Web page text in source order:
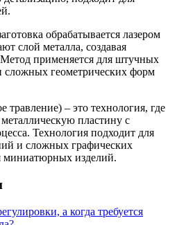
обрабатывается лазером
слой металла, создавая
применяется для штучных
сложных геометрических форм
травление) – это технология, где
пластину с
Технология подходит для
и сложных графических
миниатюрных изделий.